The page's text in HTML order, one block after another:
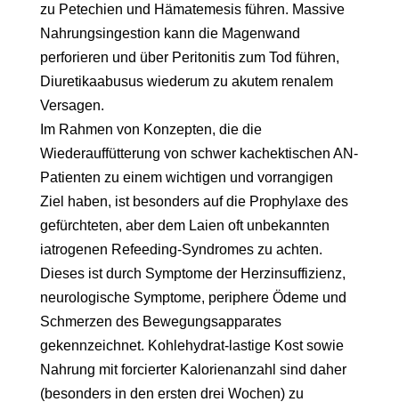
zu Petechien und Hämatemesis führen. Massive
Nahrungsingestion kann die Magenwand
perforieren und über Peritonitis zum Tod führen,
Diuretikaabusus wiederum zu akutem renalem
Versagen.
Im Rahmen von Konzepten, die die
Wiederauffütterung von schwer kachektischen AN-
Patienten zu einem wichtigen und vorrangigen
Ziel haben, ist besonders auf die Prophylaxe des
gefürchteten, aber dem Laien oft unbekannten
iatrogenen Refeeding-Syndromes zu achten.
Dieses ist durch Symptome der Herzinsuffizienz,
neurologische Symptome, periphere Ödeme und
Schmerzen des Bewegungsapparates
gekennzeichnet. Kohlehydrat-lastige Kost sowie
Nahrung mit forcierter Kalorienanzahl sind daher
(besonders in den ersten drei Wochen) zu